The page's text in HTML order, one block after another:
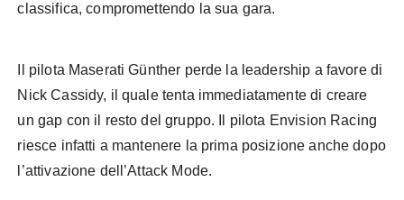
classifica, compromettendo la sua gara.
Il pilota Maserati Günther perde la leadership a favore di
Nick Cassidy, il quale tenta immediatamente di creare
un gap con il resto del gruppo. Il pilota Envision Racing
riesce infatti a mantenere la prima posizione anche dopo
l’attivazione dell’Attack Mode.